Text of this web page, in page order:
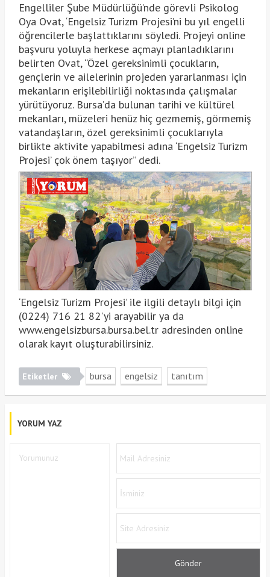
Engelliler Şube Müdürlüğü’nde görevli Psikolog
Oya Ovat, ‘Engelsiz Turizm Projesi’ni bu yıl engelli
öğrencilerle başlattıklarını söyledi. Projeyi online
başvuru yoluyla herkese açmayı planladıklarını
belirten Ovat, “Özel gereksinimli çocukların,
gençlerin ve ailelerinin projeden yararlanması için
mekanların erişilebilirliği noktasında çalışmalar
yürütüyoruz. Bursa’da bulunan tarihi ve kültürel
mekanları, müzeleri henüz hiç gezmemiş, görmemiş
vatandaşların, özel gereksinimli çocuklarıyla
birlikte aktivite yapabilmesi adına ‘Engelsiz Turizm
Projesi’ çok önem taşıyor” dedi.
‘Engelsiz Turizm Projesi’ ile ilgili detaylı bilgi için
(0224) 716 21 82'yi arayabilir ya da
www.engelsizbursa.bursa.bel.tr adresinden online
olarak kayıt oluşturabilirsiniz.
Etiketler bursa engelsiz tanıtım
YORUM YAZ